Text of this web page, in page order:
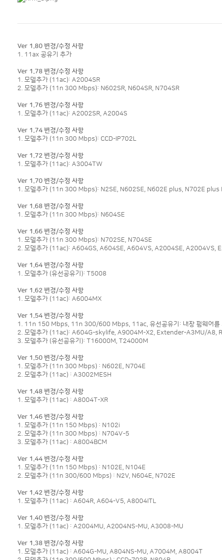
Ver 1.80 변경/수정 사항
1. 11ax 공유기 추가
Ver 1.78 변경/수정 사항
1. 모델추가 (11ac): A2004SR
2. 모델추가 (11n 300 Mbps): N602SR, N604SR, N704SR
Ver 1.76 변경/수정 사항
1. 모델추가 (11ac): A2002SR, A2004S
Ver 1.74 변경/수정 사항
1. 모델추가 (11n 300 Mbps): CCD-IP702L
Ver 1.72 변경/수정 사항
1. 모델추가 (11ac): A3004TW
Ver 1.70 변경/수정 사항
1. 모델추가 (11n 300 Mbps): N2SE, N602SE, N602E plus, N702E
Ver 1.68 변경/수정 사항
1. 모델추가 (11n 300 Mbps): N604SE
Ver 1.66 변경/수정 사항
1. 모델추가 (11n 300 Mbps): N702SE, N704SE
2. 모델추가 (11ac): A604GS, A604SE, A604VS, A2004SE, A2004VS,
Ver 1.64 변경/수정 사항
1. 모델추가 (유선공유기): T5008
Ver 1.62 변경/수정 사항
1. 모델추가 (11ac): A6004MX
Ver 1.54 변경/수정 사항
1. 11n 150 Mbps, 11n 300/600 Mbps, 11ac, 유선공유기: 내장 펌웨어를
2. 모델추가 (11ac): A604G-skylife, A9004M-X2, Extender-A3MU/A8,
3. 모델추가 (유선공유기): T16000M, T24000M
Ver 1.50 변경/수정 사항
1. 모델추가 (11n 300 Mbps) : N602E, N704E
2. 모델추가 (11ac) : A3002MESH
Ver 1.48 변경/수정 사항
1. 모델추가 (11ac) : A8004T-XR
Ver 1.46 변경/수정 사항
1. 모델추가 (11n 150 Mbps) : N102i
2. 모델추가 (11n 300 Mbps) : N704V-5
3. 모델추가 (11ac) : A8004BCM
Ver 1.44 변경/수정 사항
1. 모델추가 (11n 150 Mbps) : N102E, N104E
2. 모델추가 (11n 300/600 Mbps) : N2V, N604E, N702E
Ver 1.42 변경/수정 사항
1. 모델추가 (11ac) : A604R, A604-V5, A8004ITL
Ver 1.40 변경/수정 사항
1. 모델추가 (11ac) : A2004MU, A2004NS-MU, A3008-MU
Ver 1.38 변경/수정 사항
1. 모델추가 (11ac) : A604G-MU, A804NS-MU, A7004M, A8004T